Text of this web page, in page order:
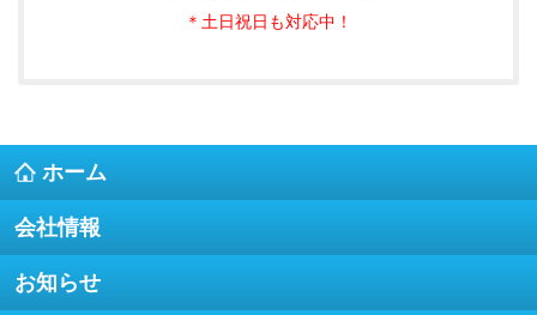
＊土日祝日も対応中！
ホーム
会社情報
お知らせ